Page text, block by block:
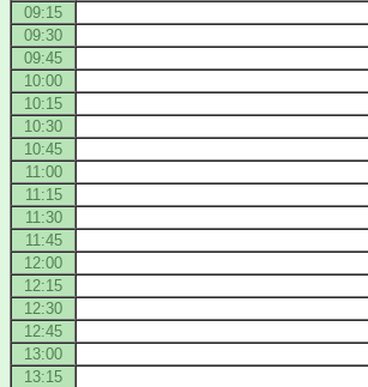
09:15
09:30
09:45
10:00
10:15
10:30
10:45
11:00
11:15
11:30
11:45
12:00
12:15
12:30
12:45
13:00
13:15